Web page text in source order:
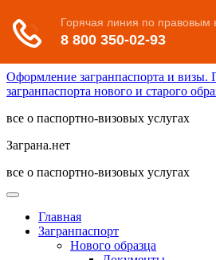
Оформление загранпаспорта и визы.
загранпаспорта нового и старого
все о паспортно-визовых услугах
Заграна.нет
все о паспортно-визовых услугах
Главная
Загранпаспорт
Нового образца